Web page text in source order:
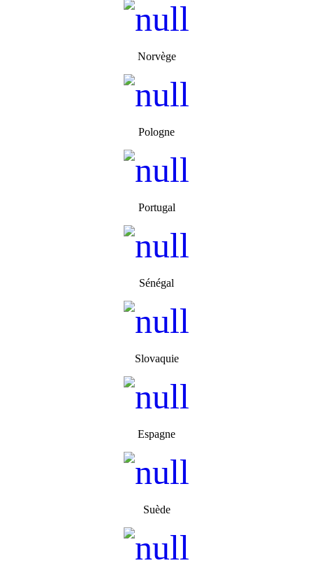
Norvège
Pologne
Portugal
Sénégal
Slovaquie
Espagne
Suède